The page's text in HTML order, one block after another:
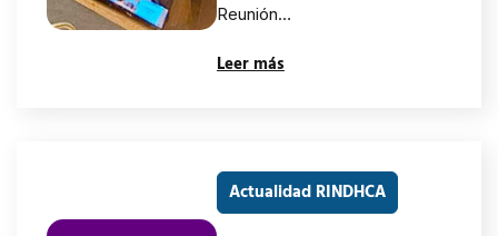
la COP 3 del
Acuerdo de
Reunión…
Leer más
Actualidad RINDHCA